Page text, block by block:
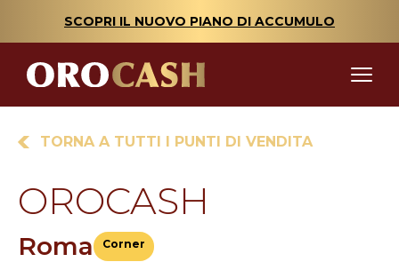
SCOPRI IL NUOVO PIANO DI ACCUMULO
TORNA A TUTTI I PUNTI DI VENDITA
OROCASH
Roma Corner